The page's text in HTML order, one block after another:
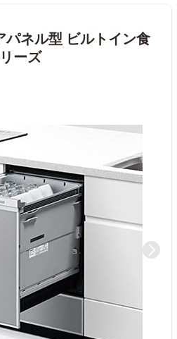
パネル型 ビルトイン食
ーズ